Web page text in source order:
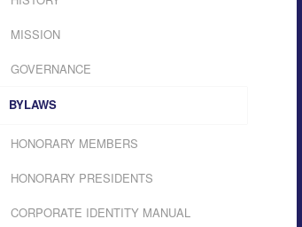
MISSION
GOVERNANCE
BYLAWS
HONORARY MEMBERS
HONORARY PRESIDENTS
CORPORATE IDENTITY MANUAL